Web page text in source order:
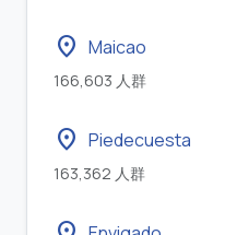
location_on Maicao
166,603 人群
location_on Piedecuesta
163,362 人群